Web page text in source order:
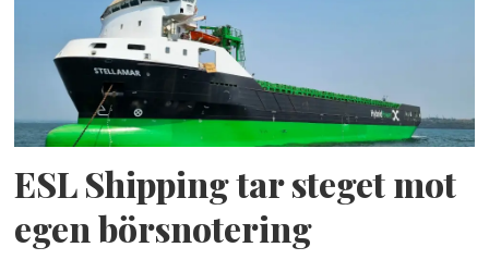
ESL Shipping tar steget mot
egen börsnotering